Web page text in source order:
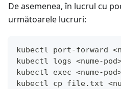
De asemenea, în lucrul cu
următoarele lucruri:
kubectl port-forward
kubectl logs
kubectl exec
kubectl cp file.txt